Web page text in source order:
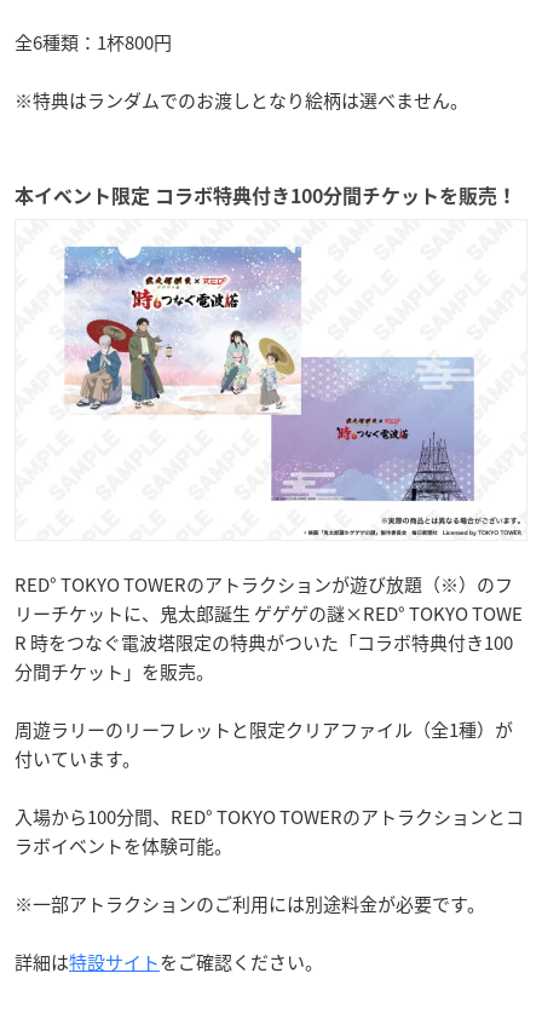
全6種類：1杯800円
※特典はランダムでのお渡しとなり絵柄は選べません。
本イベント限定 コラボ特典付き100分間チケットを販売！
RED° TOKYO TOWERのアトラクションが遊び放題（※）のフ
リーチケットに、鬼太郎誕生 ゲゲゲの謎×RED° TOKYO TOWE
R 時をつなぐ電波塔限定の特典がついた「コラボ特典付き100
分間チケット」を販売。
周遊ラリーのリーフレットと限定クリアファイル（全1種）が
付いています。
入場から100分間、RED° TOKYO TOWERのアトラクションとコ
ラボイベントを体験可能。
※一部アトラクションのご利用には別途料金が必要です。
詳細は特設サイトをご確認ください。